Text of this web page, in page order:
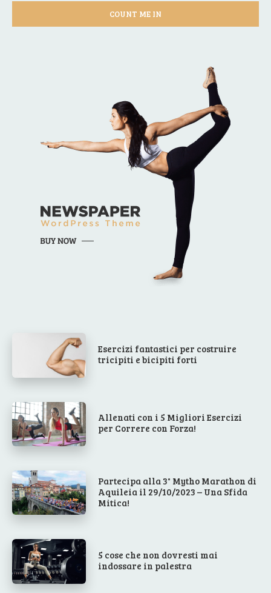
COUNT ME IN
Esercizi fantastici per costruire
tricipiti e bicipiti forti
Allenati con i 5 Migliori Esercizi
per Correre con Forza!
Partecipa alla 3° Mytho Marathon di
Aquileia il 29/10/2023 – Una Sfida
Mitica!
5 cose che non dovresti mai
indossare in palestra